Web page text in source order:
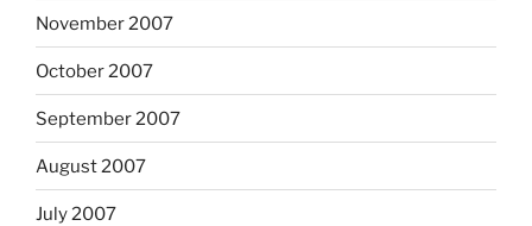
November 2007
October 2007
September 2007
August 2007
July 2007